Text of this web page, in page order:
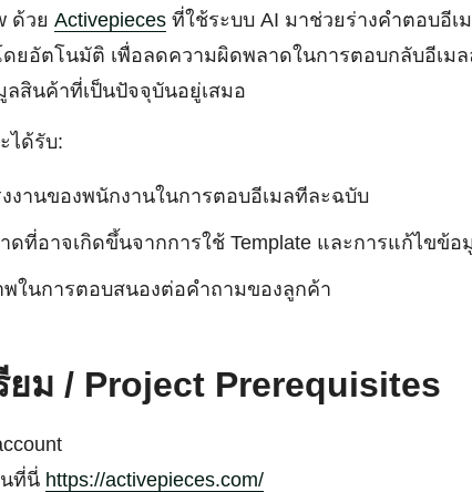
Search
for:
ด้วย Activepieces ที่ใช้ระบบ AI มาช่วยร่างคำตอบอีเ
ดยอัตโนมัติ เพื่อลดความผิดพลาดในการตอบกลับอีเม
ลสินค้าที่เป็นปัจจุบันอยู่เสมอ
ได้รับ:
งานของพนักงานในการตอบอีเมลทีละฉบับ
ดที่อาจเกิดขึ้นจากการใช้ Template และการแก้ไขข้อ
พในการตอบสนองต่อคำถามของลูกค้า
ยม / Project Prerequisites
นที่นี่ https://activepieces.com/